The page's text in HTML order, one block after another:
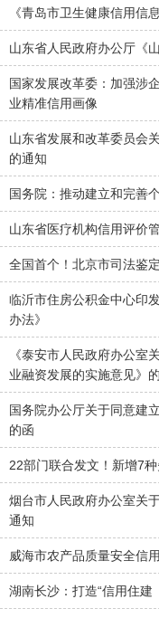
《青岛市卫生健康信用信
山东省人民政府办公厅《
国家发展改革委：加强涉
业精准信用画像
山东省发展和改革委员会
的通知
国务院：推动建立和完善
山东省医疗机构信用评价
全国首个！北京市司法鉴
临沂市住房公积金中心印
办法》
《泰安市人民政府办公室
业融资发展的实施意见》
国务院办公厅关于同意建
的函
22部门联合发文！新增7
烟台市人民政府办公室关
通知
威海市农产品质量安全信
湖南长沙：打造“信用住建